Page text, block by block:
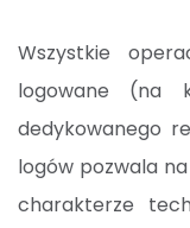
Wszystkie
logowane (na
dedykowanego
logów pozwala
charakterze